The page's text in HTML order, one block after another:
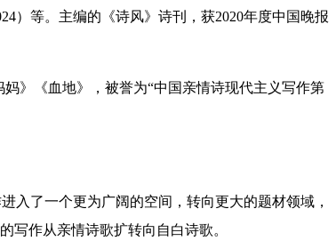
） 等。主编的《诗风》诗刊，获2020年度中国晚报
》《血地》，被誉为“中国亲情诗现代主义写作第
入了一个更为广阔的空间，转向更大的题材领域，
写作从亲情诗歌扩转向自白诗歌。